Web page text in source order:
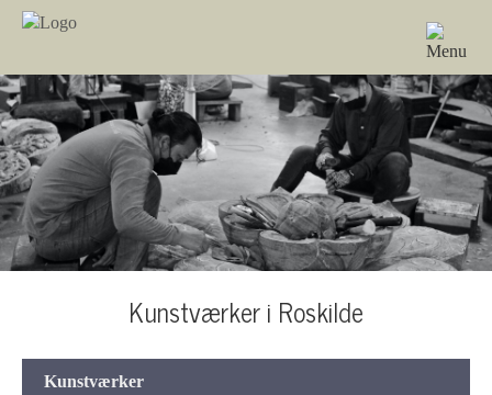
Kunstværker i Roskilde
Kunstværker